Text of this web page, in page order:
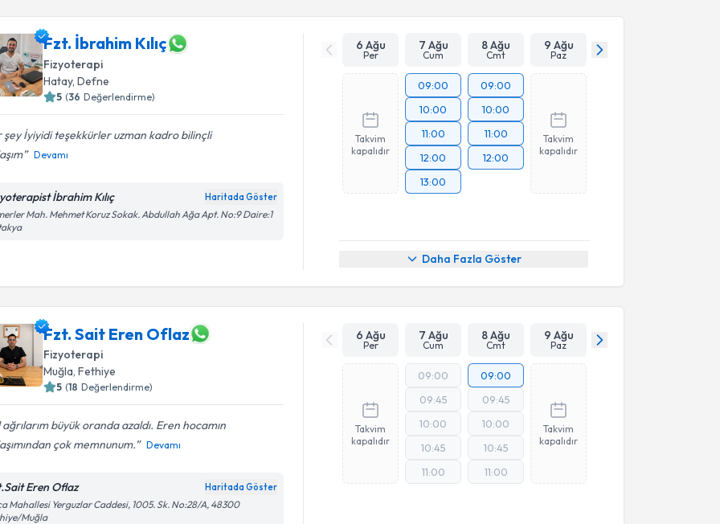
Fzt. İbrahim Kılıç
Fizyoterapi
Hatay,Defne
5 (36 Değerlendirme)
şey İyiyidi teşekkürler uzman kadro bilinçli
Devamı
İbrahim Kılıç Haritada Göster
Mah. Mehmet Koruz Sokak. Abdullah Ağa Apt. No:9 Daire:1
6 Ağu
Per
7 Ağu
Cum
8 Ağu
Cmt
9 Ağu
Paz
Takvim
kapalıdır
09:00
10:00
11:00
12:00
13:00
09:00
10:00
11:00
12:00
Takvim
kapalıdır
Daha Fazla Göster
Fzt. Sait Eren Oflaz
Fizyoterapi
Muğla,Fethiye
5 (18 Değerlendirme)
büyük oranda azaldı. Eren hocamın
çok memnunum.
Devamı
Eren Oflaz Haritada Göster
Mahallesi Yerguzlar Caddesi, 1005. Sk. No:28/A, 48300
Muğla
6 Ağu
Per
7 Ağu
Cum
8 Ağu
Cmt
9 Ağu
Paz
Takvim
kapalıdır
09:00
09:45
10:00
10:45
11:00
09:00
09:45
10:00
10:45
11:00
Takvim
kapalıdır